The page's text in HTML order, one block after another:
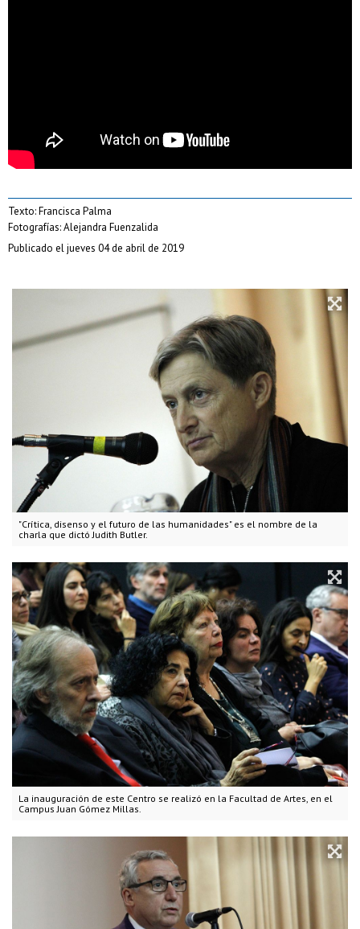
"Crítica, disenso y el futuro de las humanidades" es el nombre de la
charla que dictó Judith Butler.
La inauguración de este Centro se realizó en la Facultad de Artes, en el
Campus Juan Gómez Millas.
Texto: Francisca Palma
Fotografías: Alejandra Fuenzalida
Publicado el jueves 04 de abril de 2019